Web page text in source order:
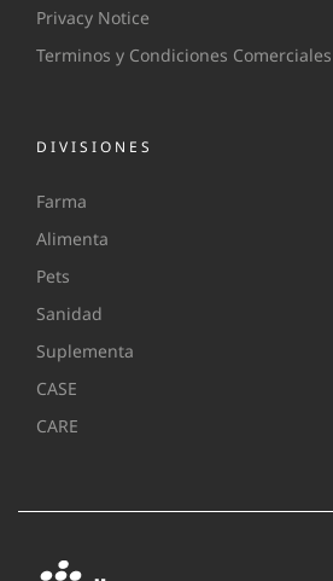
Privacy Notice
Terminos y Condiciones Comerciales
DIVISIONES
Farma
Alimenta
Pets
Sanidad
Suplementa
CASE
CARE